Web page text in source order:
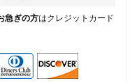
急ぎの方はクレジットカード